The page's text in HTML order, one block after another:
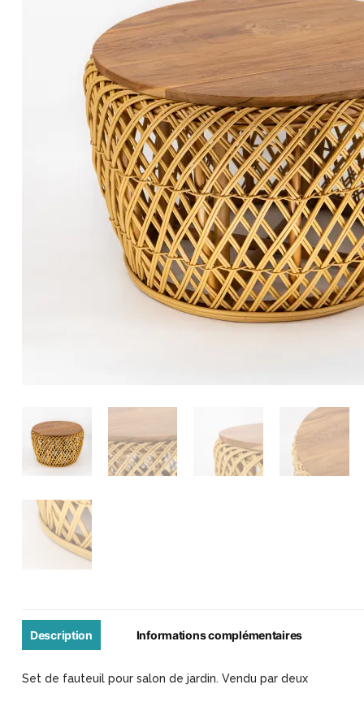
Description Informations complémentaires
Set de fauteuil pour salon de jardin. Vendu par deux